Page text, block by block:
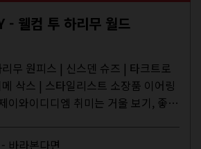
- 웰컴 투 하리무 월드
| 신스덴 슈즈 | 타크트로
트 소장품 이어링
와이디디엠 취미는 거울 보기, 좋아
...
바라본다면